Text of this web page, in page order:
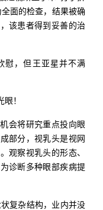
面的检查，结果被确
该患者得到妥善的治
慰，但王亚星并不满
！
会将研究重点投向眼
部分，视乳头是视网
观察视乳头的形态、
诊断多种眼部疾病提
复杂结构，业内并没